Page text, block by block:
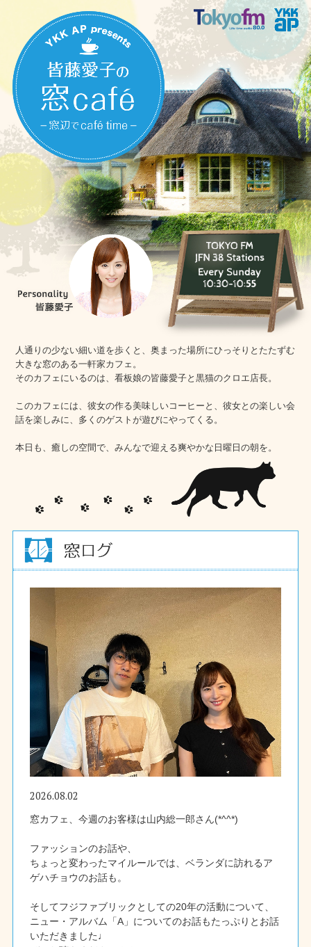
人通りの少ない細い道を歩くと、奥まった場所にひっそりとたたずむ
大きな窓のある一軒家カフェ。
そのカフェにいるのは、看板娘の皆藤愛子と黒猫のクロエ店長。
このカフェには、彼女の作る美味しいコーヒーと、彼女との楽しい会
話を楽しみに、多くのゲストが遊びにやってくる。
本日も、癒しの空間で、みんなで迎える爽やかな日曜日の朝を。
2026.08.02
窓カフェ、今週のお客様は山内総一郎さん(*^^*)
ファッションのお話や、
ちょっと変わったマイルールでは、ベランダに訪れるア
ゲハチョウのお話も。
そしてフジファブリックとしての20年の活動について、
ニュー・アルバム「A」についてのお話もたっぷりとお話
いただきました♩